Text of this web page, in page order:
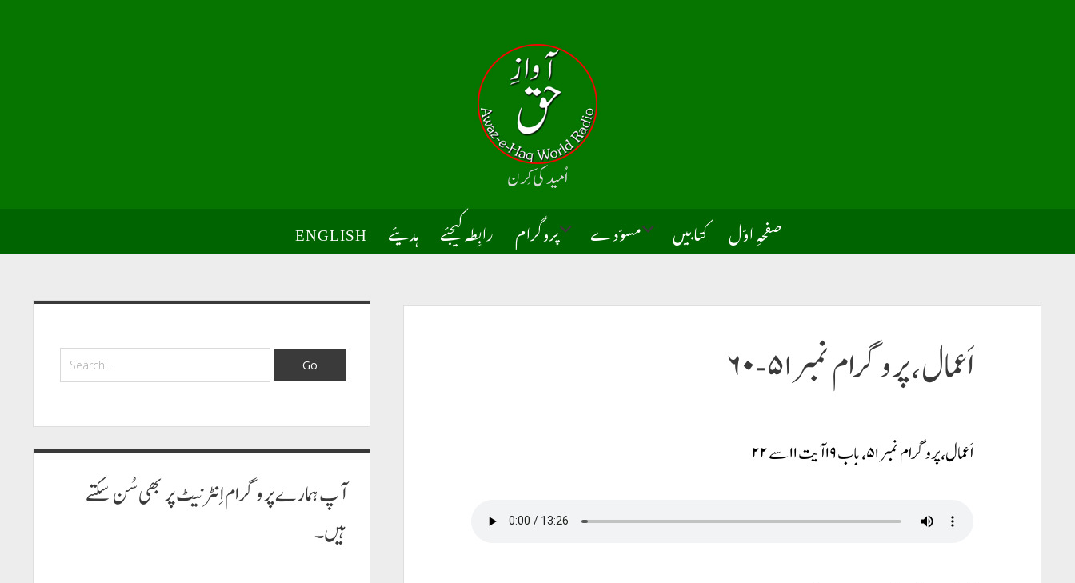
اُميد كى کِرن
ENGLISH ہدیئے رابِطہ کیجئے پروگرامopen
dropdown
menu
مسوّدےopen
dropdown
menu
كتابيں صفحہِ اوّل
اَعمال، پروگرام نمبر ۵۱-۶۰
اَعمال، پروگرام نمبر ۵۱، باب ۱۹ آیت ۱۱ سے ۲۲
آپ ہمارے پروگرام اِنٹرنیٹ پر بھی سُن سکتے
ہیں۔